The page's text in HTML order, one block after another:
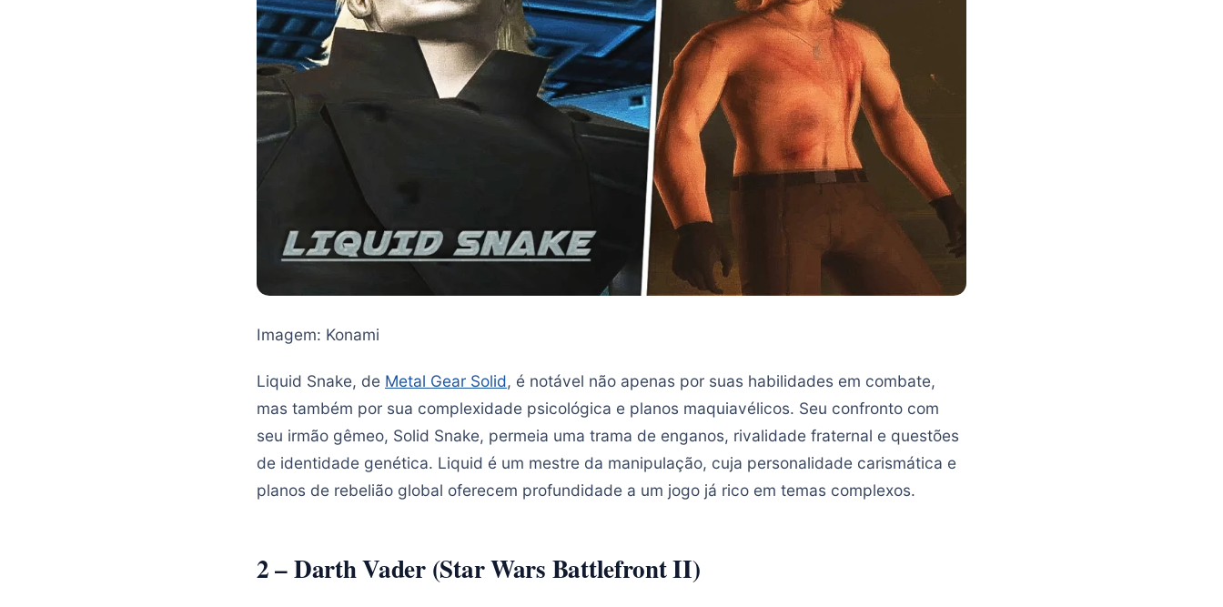
Imagem: Konami
Liquid Snake, de Metal Gear Solid, é notável não apenas por suas habilidades em combate,
mas também por sua complexidade psicológica e planos maquiavélicos. Seu confronto com
seu irmão gêmeo, Solid Snake, permeia uma trama de enganos, rivalidade fraternal e questões
de identidade genética. Liquid é um mestre da manipulação, cuja personalidade carismática e
planos de rebelião global oferecem profundidade a um jogo já rico em temas complexos.
2 – Darth Vader (Star Wars Battlefront II)